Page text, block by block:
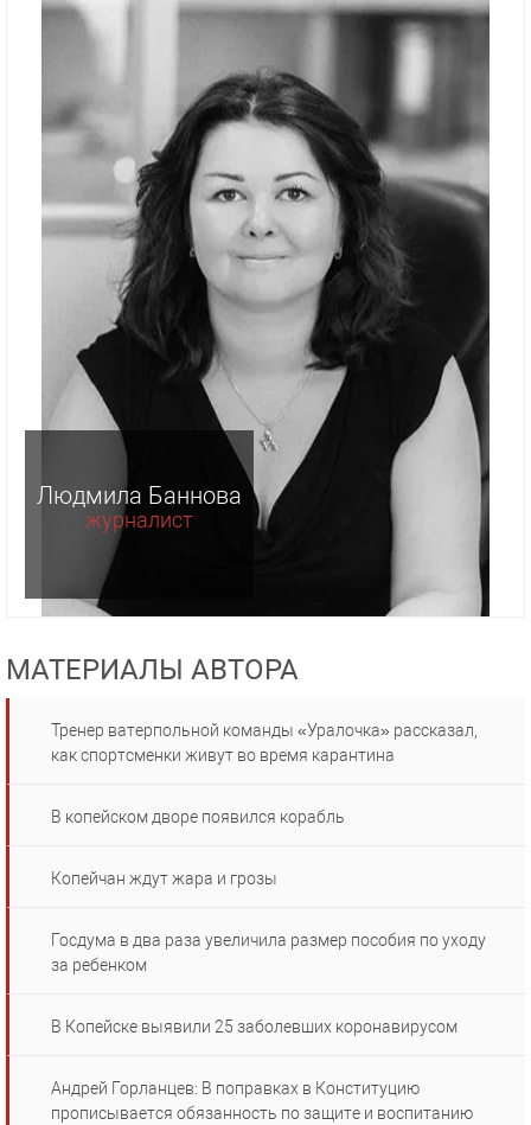
Людмила Баннова
журналист
МАТЕРИАЛЫ АВТОРА
Тренер ватерпольной команды «Уралочка» рассказал,
как спортсменки живут во время карантина
В копейском дворе появился корабль
Копейчан ждут жара и грозы
Госдума в два раза увеличила размер пособия по уходу
за ребенком
В Копейске выявили 25 заболевших коронавирусом
Андрей Горланцев: В поправках в Конституцию
прописывается обязанность по защите и воспитанию